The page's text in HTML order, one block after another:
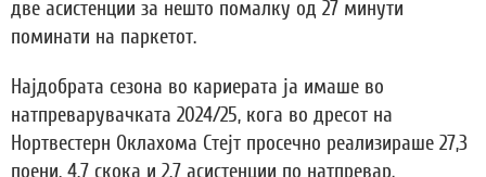
две асистенции за нешто помалку од 27 минути
поминати на паркетот.
Најдобрата сезона во кариерата ја имаше во
натпреварувачката 2024/25, кога во дресот на
Нортвестерн Оклахома Стејт просечно реализираше 27,3
поени, 4,7 скока и 2,7 асистенции по натпревар.